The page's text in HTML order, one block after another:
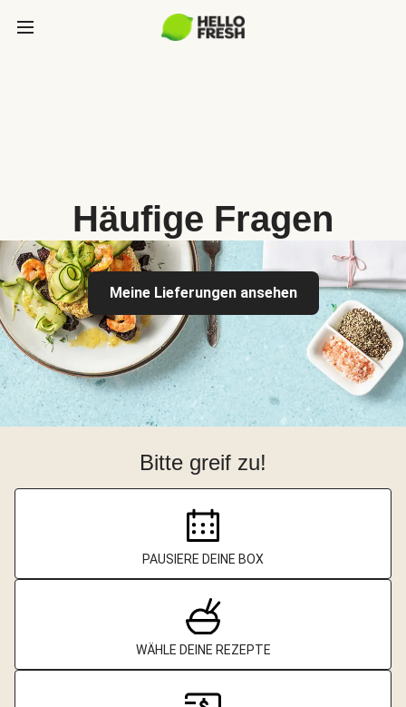
Häufige Fragen
Meine Lieferungen ansehen
Bitte greif zu!
PAUSIERE DEINE BOX
WÄHLE DEINE REZEPTE